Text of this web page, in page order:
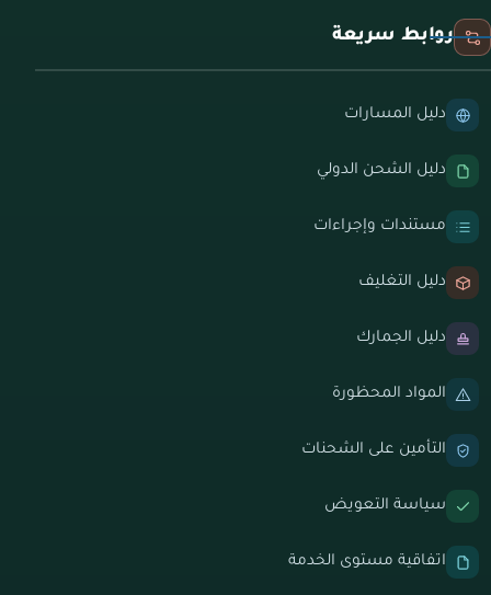
روابط سريعة
دليل المسارات
دليل الشحن الدولي
مستندات وإجراءات
دليل التغليف
دليل الجمارك
المواد المحظورة
التأمين على الشحنات
سياسة التعويض
اتفاقية مستوى الخدمة